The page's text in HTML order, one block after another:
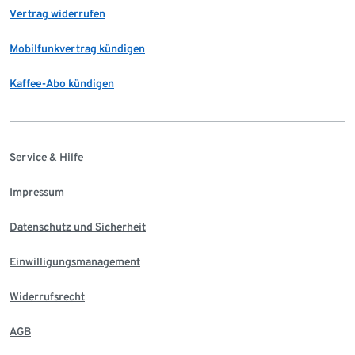
Vertrag widerrufen
Mobilfunkvertrag kündigen
Kaffee-Abo kündigen
Service & Hilfe
Impressum
Datenschutz und Sicherheit
Einwilligungsmanagement
Widerrufsrecht
AGB